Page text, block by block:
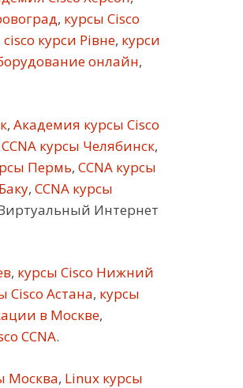
, курсы Cisco
cisco курси Рівне, курси
онлайн,
, Академия курсы Cisco
CCNA курсы Челябинск,
Пермь, CCNA курсы
, CCNA курсы
Интернет
, курсы Cisco Нижний
Cisco Астана, курсы
в Москве,
CCNA.
Москва, Linux курсы